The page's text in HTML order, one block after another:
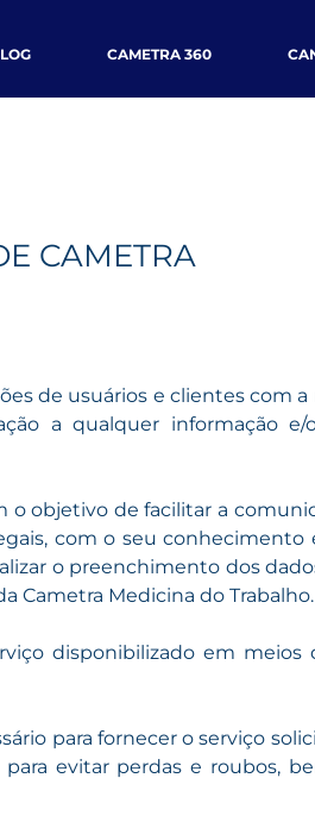
CAMETRA 360
CAMETRA
de usuários e clientes com
a qualquer informação
objetivo de facilitar a
com o seu
o preenchimento dos
Cametra Medicina do Trabalho.
disponibilizado em
para fornecer o serviço
evitar perdas e roubos,